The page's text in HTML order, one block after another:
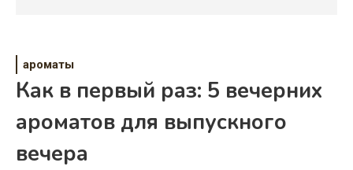
Дом
Жизнь
Хобби
ароматы
Как в первый раз: 5 вечерних
ароматов для выпускного
вечера